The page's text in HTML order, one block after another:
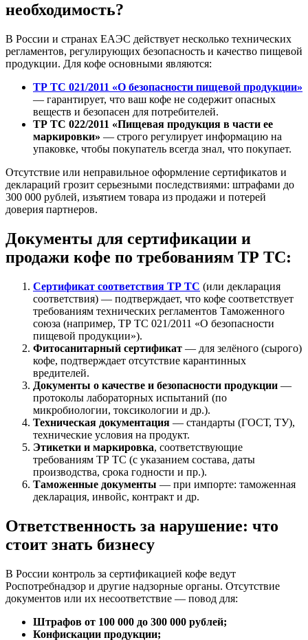
необходимость?
В России и странах ЕАЭС действует несколько технических
регламентов, регулирующих безопасность и качество пищевой
продукции. Для кофе основными являются:
ТР ТС 021/2011 «О безопасности пищевой продукции»
— гарантирует, что ваш кофе не содержит опасных
веществ и безопасен для потребителей.
ТР ТС 022/2011 «Пищевая продукция в части ее
маркировки» — строго регулирует информацию на
упаковке, чтобы покупатель всегда знал, что покупает.
Отсутствие или неправильное оформление сертификатов и
деклараций грозит серьезными последствиями: штрафами до
300 000 рублей, изъятием товара из продажи и потерей
доверия партнеров.
Документы для сертификации и
продажи кофе по требованиям ТР ТС:
Сертификат соответствия ТР ТС (или декларация
соответствия) — подтверждает, что кофе соответствует
требованиям технических регламентов Таможенного
союза (например, ТР ТС 021/2011 «О безопасности
пищевой продукции»).
Фитосанитарный сертификат — для зелёного (сырого)
кофе, подтверждает отсутствие карантинных
вредителей.
Документы о качестве и безопасности продукции —
протоколы лабораторных испытаний (по
микробиологии, токсикологии и др.).
Техническая документация — стандарты (ГОСТ, ТУ),
технические условия на продукт.
Этикетки и маркировка, соответствующие
требованиям ТР ТС (с указанием состава, даты
производства, срока годности и пр.).
Таможенные документы — при импорте: таможенная
декларация, инвойс, контракт и др.
Ответственность за нарушение: что
стоит знать бизнесу
В России контроль за сертификацией кофе ведут
Роспотребнадзор и другие надзорные органы. Отсутствие
документов или их несоответствие — повод для:
Штрафов от 100 000 до 300 000 рублей;
Конфискации продукции;